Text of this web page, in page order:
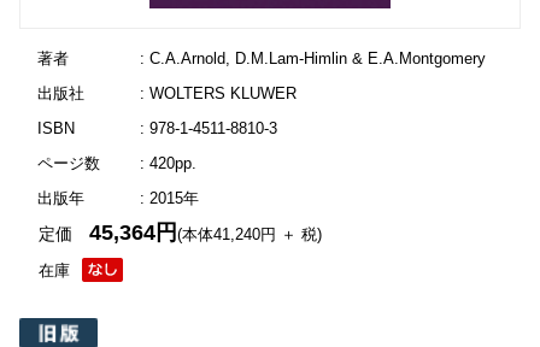
著者
: C.A.Arnold, D.M.Lam-Himlin & E.A.Montgomery
出版社
: WOLTERS KLUWER
ISBN
: 978-1-4511-8810-3
ページ数
: 420pp.
出版年
: 2015年
在庫
定価45,364円(本体41,240円 ＋ 税)